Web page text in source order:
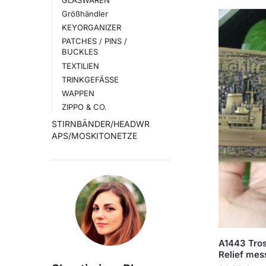
A1443
Relief
Größhändler
KEYORGANIZER
PATCHES / PINS /
BUCKLES
TEXTILIEN
TRINKGEFÄSSE
WAPPEN
ZIPPO & CO.
STIRNBÄNDER/HEADWR
APS/MOSKITONETZE